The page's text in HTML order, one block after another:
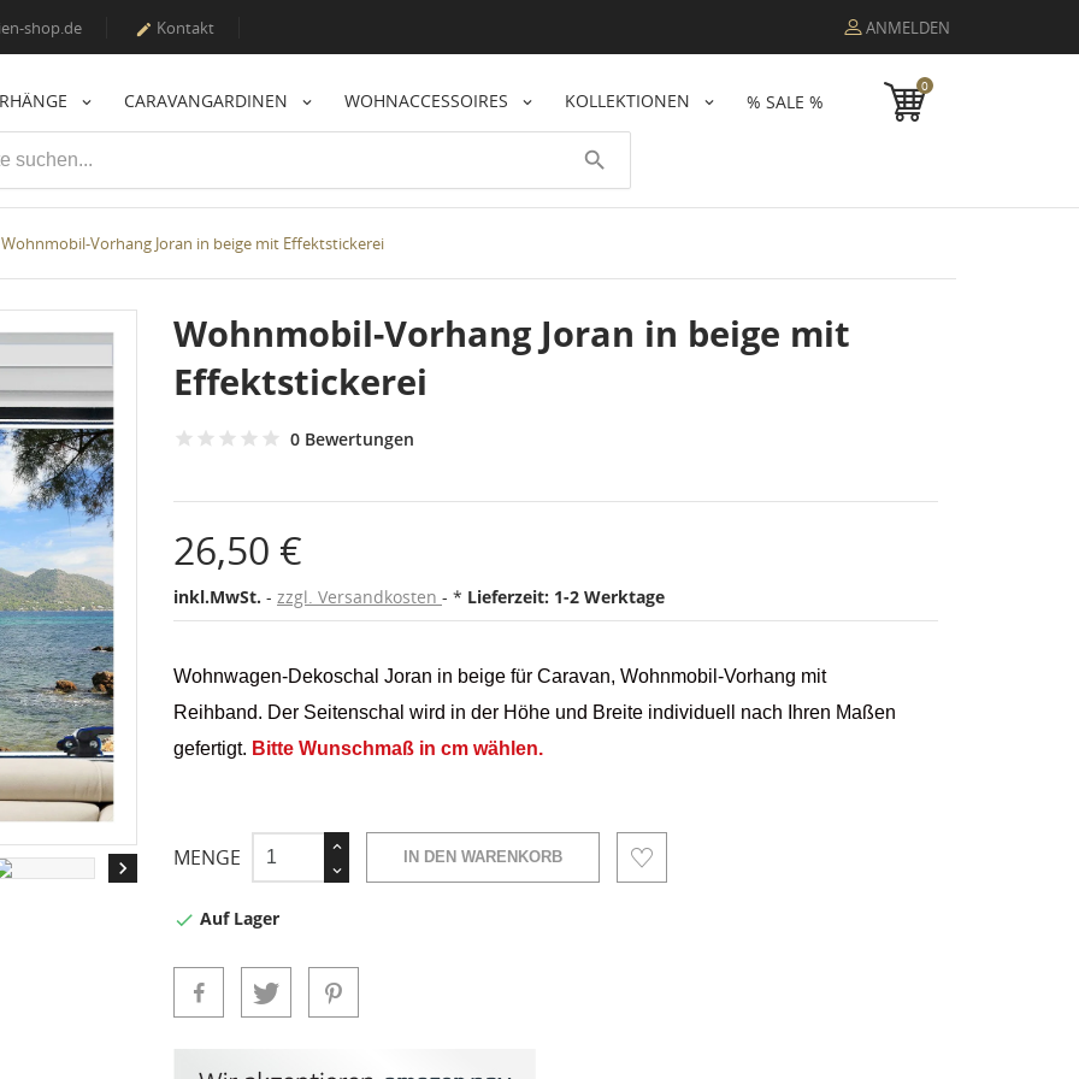
shop.de  Kontakt ANMELDEN
CARAVANGARDINEN WOHNACCESSOIRES KOLLEKTIONEN % SALE %
0
search
Wohnmobil-Vorhang Joran in beige mit Effektstickerei

Wohnmobil-Vorhang Joran in beige mit
Effektstickerei
0 Bewertungen
26,50 €
inkl.MwSt. zzgl. Versandkosten * Lieferzeit: 1-2 Werktage
Wohnwagen-Dekoschal Joran in beige für Caravan, Wohnmobil-Vorhang mit
Reihband. Der Seitenschal wird in der Höhe und Breite individuell nach Ihren Maßen
gefertigt. Bitte Wunschmaß in cm wählen.
MENGE IN DEN WARENKORB
 Auf Lager